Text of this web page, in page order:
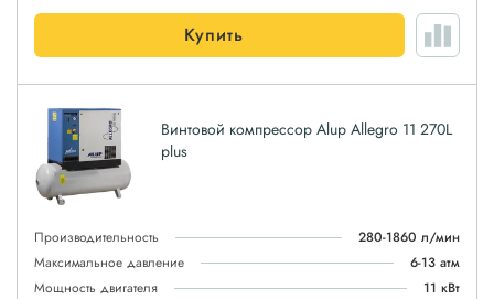
Купить
Винтовой компрессор Alup Allegro 11 270L
plus
Производительность
280-1860 л/мин
Максимальное давление
6-13 атм
Мощность двигателя
11 кВт